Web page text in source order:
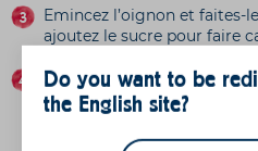
Emincez l’oignon et faites-
ajoutez le sucre pour faire
Sur la base des pains,
ajoutez une feuille de
déposez un peu d’oignons
burger. C’est prêt !
Do you want to be
the English site?